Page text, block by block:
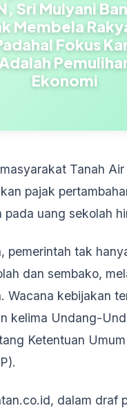
Sri Mulyani
Membela
Fokus
Adalah
Ekonomi
Tanah
pajak
uang sekolah
pemerintah tak
dan sembako,
Wacana kebijakan
kelima Undang-
Ketentuan
dalam draf